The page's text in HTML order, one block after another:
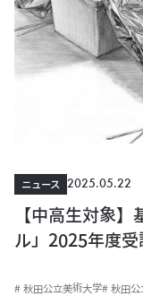
ニュース 2025.05.22
【中高生対象
ル」2025年度受
# 秋田公立美術大学# 秋田公